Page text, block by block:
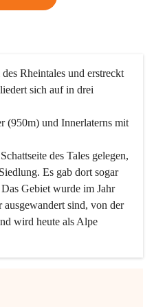
Rheintales und erstreckt
sich auf in drei
(950m) und Innerlaterns mit
des Tales gelegen,
Es gab dort sogar
Gebiet wurde im Jahr
ausgewandert sind, von der
wird heute als Alpe